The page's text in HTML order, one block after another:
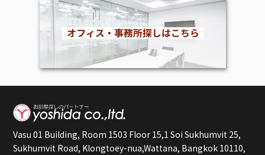
Vasu 01 Building, Room 1503 Floor 15,1 Soi Sukhumvit 25,
Sukhumvit Road, Klongtoey-nua,Wattana, Bangkok 10110,